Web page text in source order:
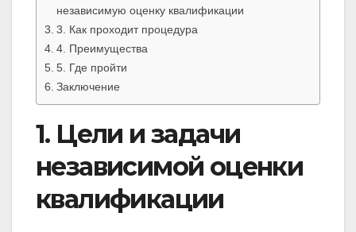
независимую оценку квалификации
3. Как проходит процедура
4. Преимущества
5. Где пройти
Заключение
1. Цели и задачи
независимой оценки
квалификации